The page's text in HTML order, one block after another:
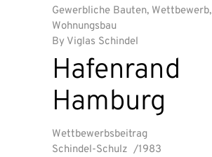
Gewerbliche Bauten, Wettbewerb,
Wohnungsbau
By Viglas Schindel
Hafenrand
Hamburg
Wettbewerbsbeitrag
Schindel-Schulz /1983